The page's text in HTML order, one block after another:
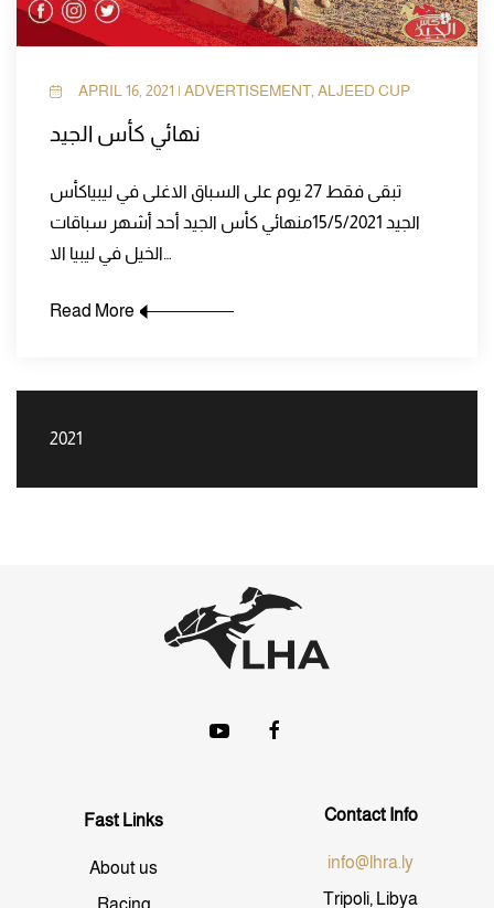
2021
APRIL 16, 2021 | ADVERTISEMENT, ALJEED CUP
نهائي كأس الجيد
تبقى فقط 27 يوم على السباق الاغلى في ليبيا‏كأس
الجيد 15/5/2021م‏نهائي كأس الجيد أحد أشهر سباقات
الخيل في ليبيا الا…
Read More
Fast Links
About us
Racing
Contact Info
info@lhra.ly
Tripoli, Libya